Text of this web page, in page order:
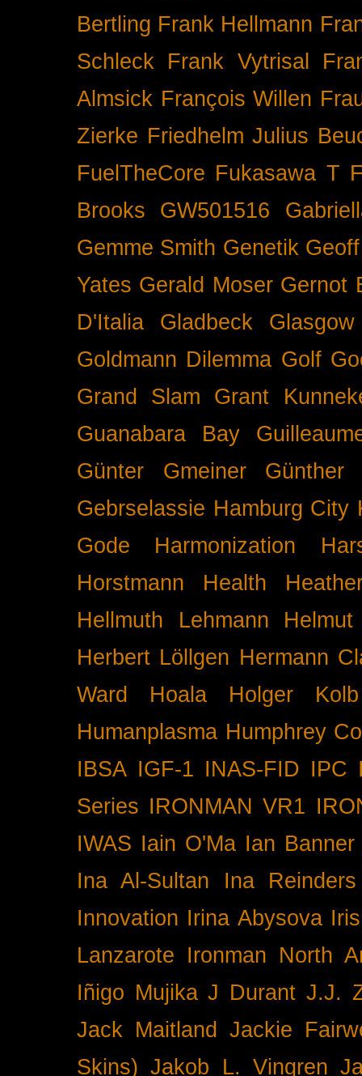
Bertling Frank Hellmann
Schleck
Frank Vytrisal
Almsick François Willen
Zierke Friedhelm Julius
FuelTheCore Fukasawa T
Brooks
GW501516
Gemme Smith Genetik
Yates Gerald Moser Gernot
D'Italia
Gladbeck
Glasgow
Goldmann Dilemma Golf
Grand Slam
Grant
Guanabara Bay
Günter Gmeiner
Günther
Gebrselassie Hamburg City
Gode
Harmonization
Horstmann
Health
Hellmuth Lehmann
Herbert Löllgen Hermann
Ward
Hoala
Holger Kolb
Humanplasma Humphrey
IBSA IGF-1 INAS-FID IPC
Series IRONMAN VR1
IWAS Iain O'Ma Ian Banner
Ina Al-Sultan
Ina Reinders
Innovation Irina Abysova
Lanzarote Ironman North
Iñigo Mujika J Durant J.J.
Jack Maitland
Jackie
Skins) Jakob L. Vingren